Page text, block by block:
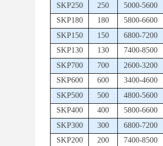
SKP250
250 5000-5600
SKP180
180 5800-6600
SKP150
150 6800-7200
SKP130
130 7400-8500
SKP700
700 2600-3200
SKP600
600 3400-4600
SKP500
500 4800-5600
SKP400
400 5800-6600
SKP300
300 6800-7200
SKP200
200 7400-8500